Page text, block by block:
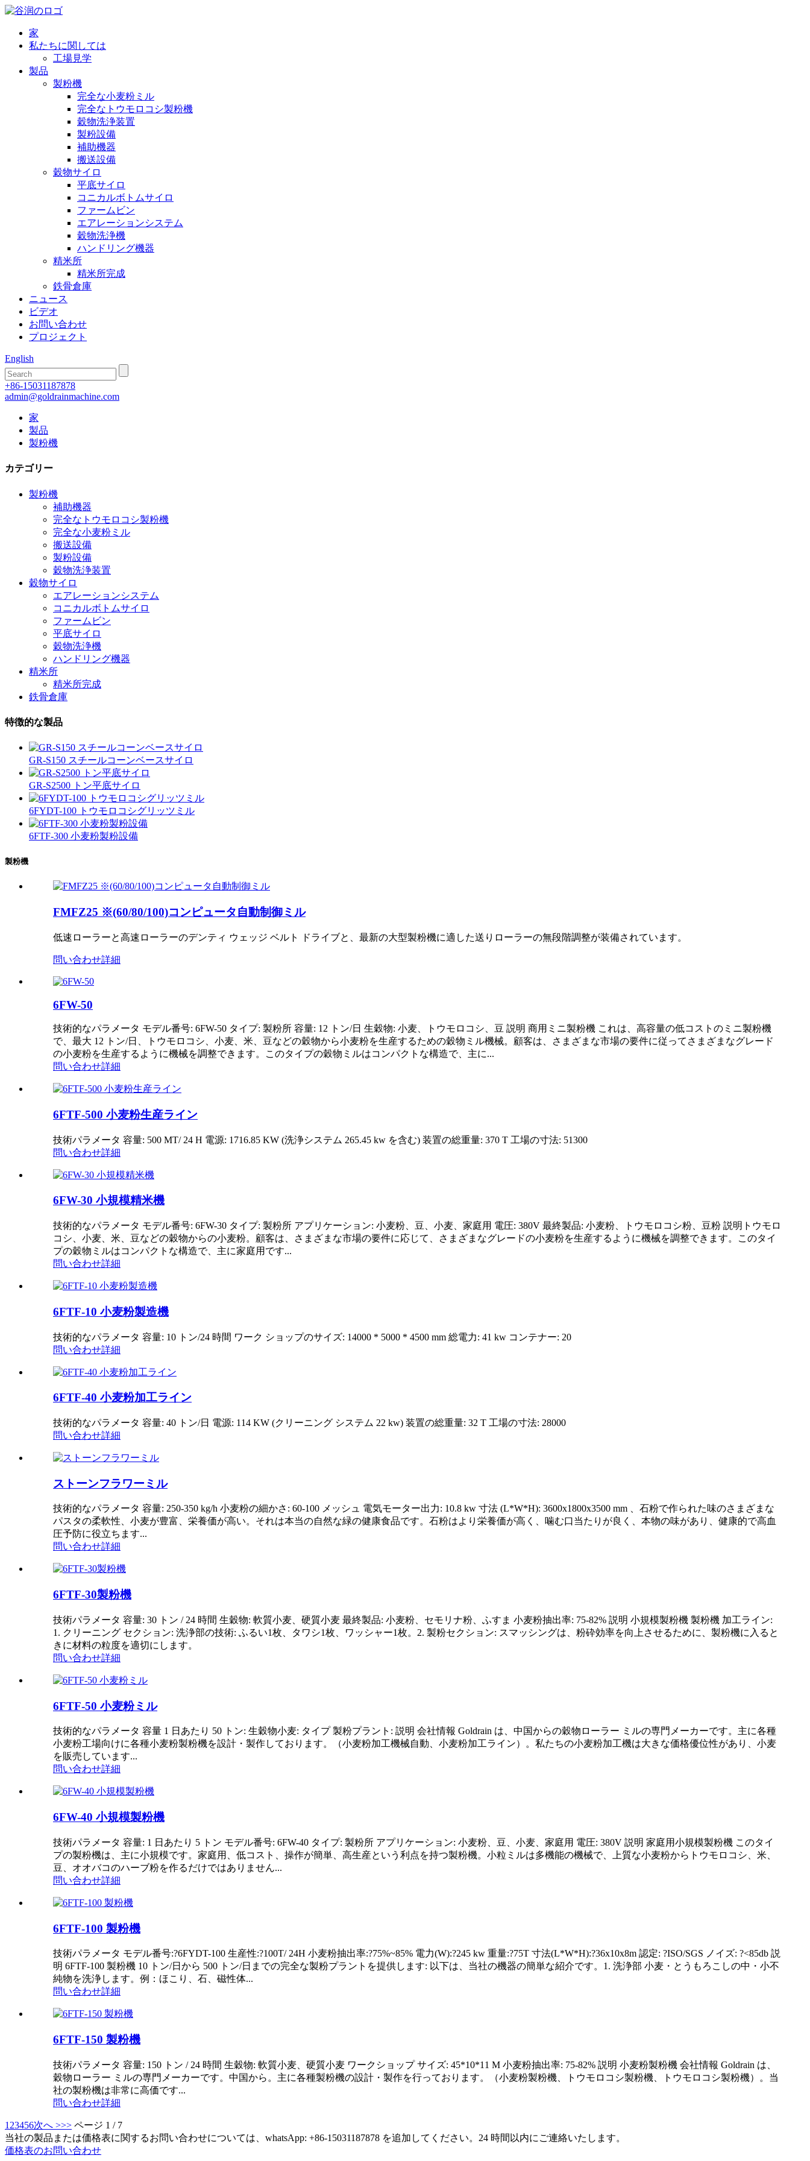
家
私たちに関しては
工場見学
製品
製粉機
完全な小麦粉ミル
完全なトウモロコシ製粉機
穀物洗浄装置
製粉設備
補助機器
搬送設備
穀物サイロ
平底サイロ
コニカルボトムサイロ
ファームビン
エアレーションシステム
穀物洗浄機
ハンドリング機器
精米所
精米所完成
鉄骨倉庫
ニュース
ビデオ
お問い合わせ
プロジェクト
English
+86-15031187878
admin@goldrainmachine.com
家
製品
製粉機
カテゴリー
製粉機
補助機器
完全なトウモロコシ製粉機
完全な小麦粉ミル
搬送設備
製粉設備
穀物洗浄装置
穀物サイロ
エアレーションシステム
コニカルボトムサイロ
ファームビン
平底サイロ
穀物洗浄機
ハンドリング機器
精米所
精米所完成
鉄骨倉庫
特徴的な製品
GR-S150 スチールコーンベースサイロ
GR-S2500 トン平底サイロ
6FYDT-100 トウモロコシグリッツミル
6FTF-300 小麦粉製粉設備
製粉機
FMFZ25 ※(60/80/100)コンピュータ自動制御ミル
低速ローラーと高速ローラーのデンティ ウェッジ ベルト ドライブと、最新の大型製粉機に適した送りローラーの無段階調整が装備されています。
問い合わせ詳細
6FW-50
技術的なパラメータ モデル番号: 6FW-50 タイプ: 製粉所 容量: 12 トン/日 生穀物: 小麦、トウモロコシ、豆 説明 商用ミニ製粉機 これは、高容量の低コストのミニ製粉機
で、最大 12 トン/日、トウモロコシ、小麦、米、豆などの穀物から小麦粉を生産するための穀物ミル機械。顧客は、さまざまな市場の要件に従ってさまざまなグレード
の小麦粉を生産するように機械を調整できます。このタイプの穀物ミルはコンパクトな構造で、主に...
問い合わせ詳細
6FTF-500 小麦粉生産ライン
技術パラメータ 容量: 500 MT/ 24 H 電源: 1716.85 KW (洗浄システム 265.45 kw を含む) 装置の総重量: 370 T 工場の寸法: 51300
問い合わせ詳細
6FW-30 小規模精米機
技術的なパラメータ モデル番号: 6FW-30 タイプ: 製粉所 アプリケーション: 小麦粉、豆、小麦、家庭用 電圧: 380V 最終製品: 小麦粉、トウモロコシ粉、豆粉 説明トウモロ
コシ、小麦、米、豆などの穀物からの小麦粉。顧客は、さまざまな市場の要件に応じて、さまざまなグレードの小麦粉を生産するように機械を調整できます。このタイ
プの穀物ミルはコンパクトな構造で、主に家庭用です...
問い合わせ詳細
6FTF-10 小麦粉製造機
技術的なパラメータ 容量: 10 トン/24 時間 ワーク ショップのサイズ: 14000 * 5000 * 4500 mm 総電力: 41 kw コンテナー: 20
問い合わせ詳細
6FTF-40 小麦粉加工ライン
技術的なパラメータ 容量: 40 トン/日 電源: 114 KW (クリーニング システム 22 kw) 装置の総重量: 32 T 工場の寸法: 28000
問い合わせ詳細
ストーンフラワーミル
技術的なパラメータ 容量: 250-350 kg/h 小麦粉の細かさ: 60-100 メッシュ 電気モーター出力: 10.8 kw 寸法 (L*W*H): 3600x1800x3500 mm 、石粉で作られた味のさまざまな
パスタの柔軟性、小麦が豊富、栄養価が高い。それは本当の自然な緑の健康食品です。石粉はより栄養価が高く、噛む口当たりが良く、本物の味があり、健康的で高血
圧予防に役立ちます...
問い合わせ詳細
6FTF-30製粉機
技術パラメータ 容量: 30 トン / 24 時間 生穀物: 軟質小麦、硬質小麦 最終製品: 小麦粉、セモリナ粉、ふすま 小麦粉抽出率: 75-82% 説明 小規模製粉機 製粉機 加工ライン:
1. クリーニング セクション: 洗浄部の技術: ふるい1枚、タワシ1枚、ワッシャー1枚。2. 製粉セクション: スマッシングは、粉砕効率を向上させるために、製粉機に入ると
きに材料の粒度を適切にします。
問い合わせ詳細
6FTF-50 小麦粉ミル
技術的なパラメータ 容量 1 日あたり 50 トン: 生穀物小麦: タイプ 製粉プラント: 説明 会社情報 Goldrain は、中国からの穀物ローラー ミルの専門メーカーです。主に各種
小麦粉工場向けに各種小麦粉製粉機を設計・製作しております。（小麦粉加工機械自動、小麦粉加工ライン）。私たちの小麦粉加工機は大きな価格優位性があり、小麦
を販売しています...
問い合わせ詳細
6FW-40 小規模製粉機
技術パラメータ 容量: 1 日あたり 5 トン モデル番号: 6FW-40 タイプ: 製粉所 アプリケーション: 小麦粉、豆、小麦、家庭用 電圧: 380V 説明 家庭用小規模製粉機 このタイ
プの製粉機は、主に小規模です。家庭用、低コスト、操作が簡単、高生産という利点を持つ製粉機。小粒ミルは多機能の機械で、上質な小麦粉からトウモロコシ、米、
豆、オオバコのハーブ粉を作るだけではありません...
問い合わせ詳細
6FTF-100 製粉機
技術パラメータ モデル番号:?6FYDT-100 生産性:?100T/ 24H 小麦粉抽出率:?75%~85% 電力(W):?245 kw 重量:?75T 寸法(L*W*H):?36x10x8m 認定: ?ISO/SGS ノイズ: ?<85db 説
明 6FTF-100 製粉機 10 トン/日から 500 トン/日までの完全な製粉プラントを提供します: 以下は、当社の機器の簡単な紹介です。1. 洗浄部 小麦・とうもろこしの中・小不
純物を洗浄します。例：ほこり、石、磁性体...
問い合わせ詳細
6FTF-150 製粉機
技術パラメータ 容量: 150 トン / 24 時間 生穀物: 軟質小麦、硬質小麦 ワークショップ サイズ: 45*10*11 M 小麦粉抽出率: 75-82% 説明 小麦粉製粉機 会社情報 Goldrain は、
穀物ローラー ミルの専門メーカーです。中国から。主に各種製粉機の設計・製作を行っております。（小麦粉製粉機、トウモロコシ製粉機、トウモロコシ製粉機）。当
社の製粉機は非常に高価です...
問い合わせ詳細
1 23456次へ >>> ページ 1 / 7
当社の製品または価格表に関するお問い合わせについては、whatsApp: +86-15031187878 を追加してください。24 時間以内にご連絡いたします。
価格表のお問い合わせ